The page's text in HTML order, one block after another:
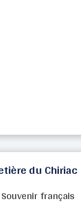
du Chiriac
français